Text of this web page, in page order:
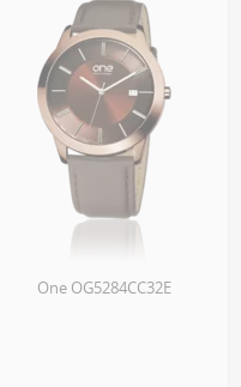
One OG5284CC32E